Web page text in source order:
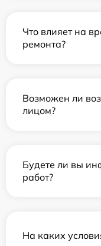
Что влияет на
ремонта?
Возможен ли
лицом?
Будете ли вы
работ?
На каких